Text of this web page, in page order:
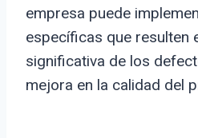
empresa puede
específicas que resulten
significativa de los
mejora en la calidad del